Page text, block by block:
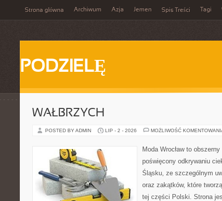
Strona główna Archiwum Azja Jemen Spis Treści Tagi
PODZIELĘ
WAŁBRZYCH
POSTED BY ADMIN LIP - 2 - 2026 MOŻLIWOŚĆ
Moda Wrocław to
poświęcony odkrywaniu
Śląsku, ze szczególnym
oraz zakątków, które
tej części Polski. Strona